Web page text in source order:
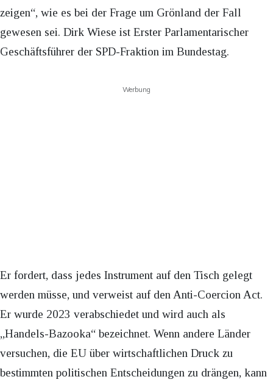
zeigen“, wie es bei der Frage um Grönland der Fall
gewesen sei. Dirk Wiese ist Erster Parlamentarischer
Geschäftsführer der SPD-Fraktion im Bundestag.
Werbung
Er fordert, dass jedes Instrument auf den Tisch gelegt
werden müsse, und verweist auf den Anti-Coercion Act.
Er wurde 2023 verabschiedet und wird auch als
„Handels-Bazooka“ bezeichnet. Wenn andere Länder
versuchen, die EU über wirtschaftlichen Druck zu
bestimmten politischen Entscheidungen zu drängen, kann